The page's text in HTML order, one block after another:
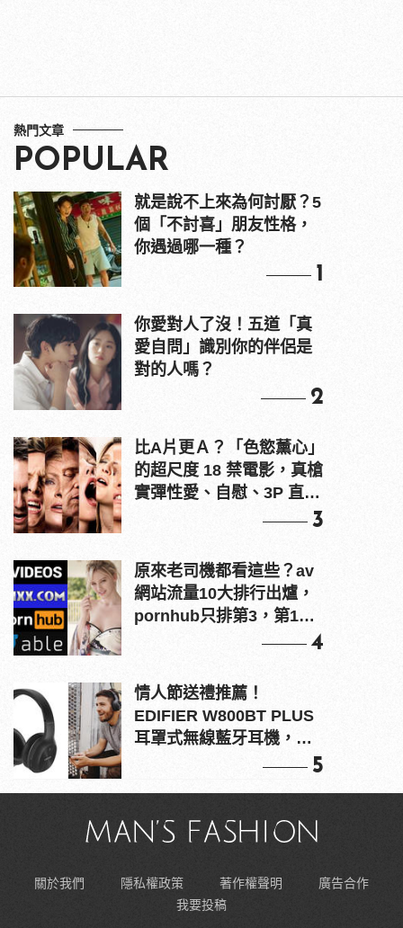
熱門文章
POPULAR
就是說不上來為何討厭？5
個「不討喜」朋友性格，
你遇過哪一種？
1
你愛對人了沒！五道「真
愛自問」識別你的伴侶是
對的人嗎？
2
比A片更Ａ？「色慾薰心」
的超尺度 18 禁電影，真槍
實彈性愛、自慰、3P 直接
3
原來老司機都看這些？av
網站流量10大排行出爐，
pornhub只排第3，第1名
4
情人節送禮推薦！
EDIFIER W800BT PLUS
耳罩式無線藍牙耳機，在
5
關於我們 隱私權政策 著作權聲明
廣告合作
我要投稿